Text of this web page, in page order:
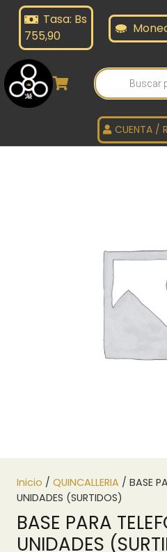
Tasa: Bs
755,90
Búsqueda
de
productos
CUENTA /
Inicio / QUINCALLERIA / BASE
UNIDADES (SURTIDOS)
BASE PARA
UNIDADES